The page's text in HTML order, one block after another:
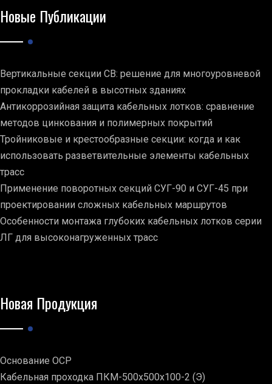
Новые Публикации
Вертикальные секции СВ: решение для многоуровневой
прокладки кабелей в высотных зданиях
Антикоррозийная защита кабельных лотков: сравнение
методов цинкования и полимерных покрытий
Тройниковые и крестообразные секции: когда и как
использовать разветвительные элементы кабельных
трасс
Применение поворотных секций СУГ-90 и СУГ-45 при
проектировании сложных кабельных маршрутов
Особенности монтажа глубоких кабельных лотков серии
ЛГ для высоконагруженных трасс
Новая Продукция
Основание ОСР
Кабельная проходка ПКМ-500х500х100-2 (Э)